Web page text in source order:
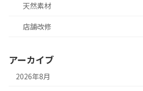
天然素材
店舗改修
アーカイブ
2026年8月